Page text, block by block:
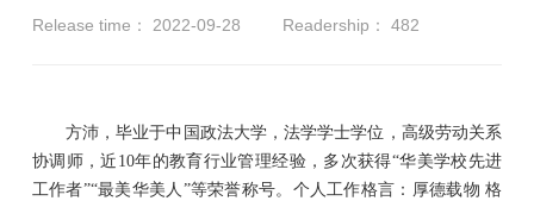
Release time： 2022-09-28 Readership：482
方沛，毕业于中国政法大学，法学学士学位，高级劳动关系
协调师，近10年的教育行业管理经验，多次获得“华美学校先进
工作者”“最美华美人”等荣誉称号。个人工作格言：厚德载物 格